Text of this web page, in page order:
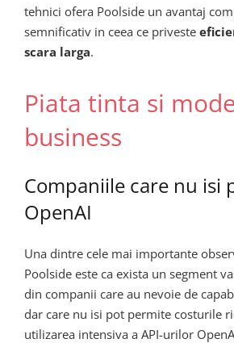
tehnici ofera Poolside un avantaj
semnificativ in ceea ce priveste
scara larga.
Piata tinta si
business
Companiile care nu isi
OpenAI
Una dintre cele mai importante
Poolside este ca exista un segment
din companii care au nevoie de
dar care nu isi pot permite costurile
utilizarea intensiva a API-urilor